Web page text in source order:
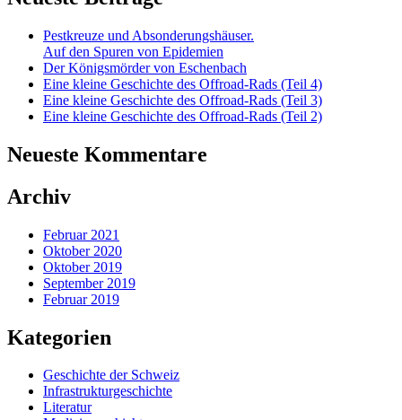
Pestkreuze und Absonderungshäuser.
Auf den Spuren von Epidemien
Der Königsmörder von Eschenbach
Eine kleine Geschichte des Offroad-Rads (Teil 4)
Eine kleine Geschichte des Offroad-Rads (Teil 3)
Eine kleine Geschichte des Offroad-Rads (Teil 2)
Neueste Kommentare
Archiv
Februar 2021
Oktober 2020
Oktober 2019
September 2019
Februar 2019
Kategorien
Geschichte der Schweiz
Infrastrukturgeschichte
Literatur